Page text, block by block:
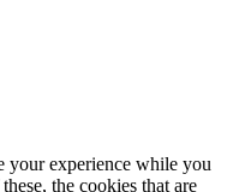
your experience while you
the cookies that are